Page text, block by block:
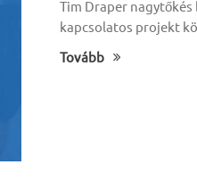
Tim Draper
kapcsolatos projekt
Tovább